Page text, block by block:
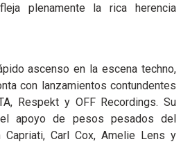
plenamente la rica herencia
ascenso en la escena techno,
con lanzamientos contundentes
Respekt y OFF Recordings. Su
apoyo de pesos pesados del
Carl Cox, Amelie Lens y